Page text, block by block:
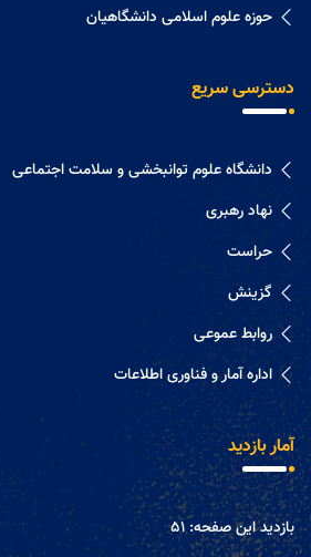
حوزه علوم اسلامی دانشگاهیان
دسترسی سریع
دانشگاه علوم توانبخشی و سلامت اجتماعی
نهاد رهبری
حراست
گزینش
روابط عموعی
اداره آمار و فناوری اطلاعات
آمار بازدید
بازدید این صفحه:51